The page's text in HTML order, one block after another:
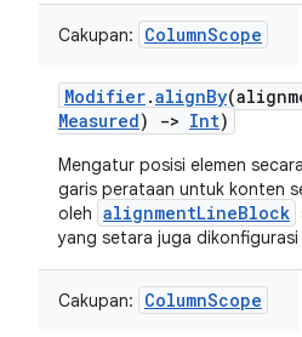
Cakupan: ColumnScope
Modifier.alignBy
Measured) -> Int)
Mengatur posisi elemen
garis perataan untuk konten
oleh alignmentLineBlock
yang setara juga
Cakupan: ColumnScope